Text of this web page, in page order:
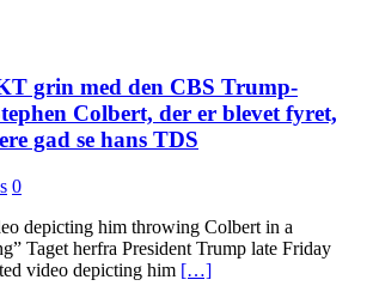
grin med den CBS Trump-
Colbert, der er blevet fyret,
gad se hans TDS
0
depicting him throwing Colbert in a
Taget herfra President Trump late Friday
video depicting him […]